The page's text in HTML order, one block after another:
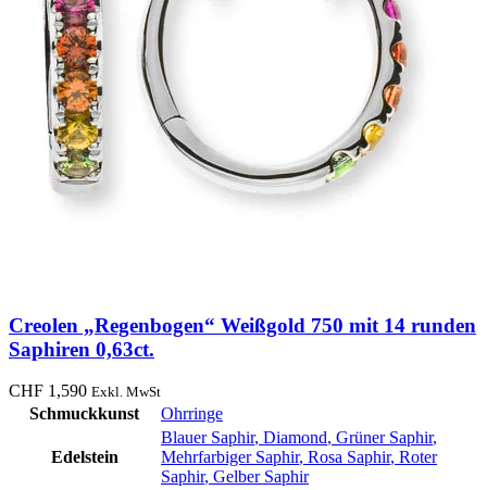
Creolen „Regenbogen“ Weißgold 750 mit 14 runden
Saphiren 0,63ct.
CHF 1,590 Exkl. MwSt
Schmuckkunst Ohrringe
Edelstein
Blauer Saphir, Diamond, Grüner Saphir,
Mehrfarbiger Saphir, Rosa Saphir, Roter
Saphir, Gelber Saphir